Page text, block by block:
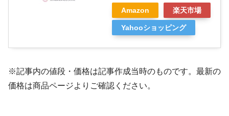
Amazon 楽天市場
Yahooショッピング
※記事内の値段・価格は記事作成当時のものです。最新の
価格は商品ページよりご確認ください。